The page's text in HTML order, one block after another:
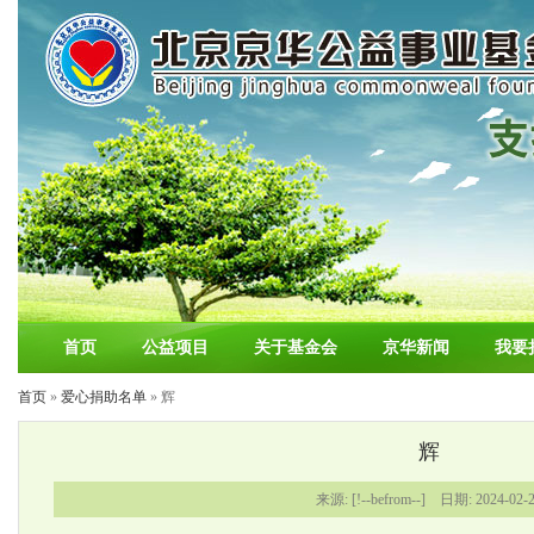
首页 公益项目 关于基金会 京华新闻 我要
首页 » 爱心捐助名单 » 辉
辉
来源: [!--befrom--] 日期: 2024-02-